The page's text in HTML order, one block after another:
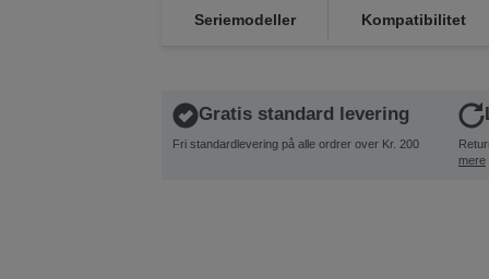
Seriemodeller Kompatibilitet
Gratis standard levering
Fri standardlevering på alle ordrer over Kr. 200
mere